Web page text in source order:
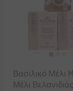
Βασιλικό Μέλι
Μέλι